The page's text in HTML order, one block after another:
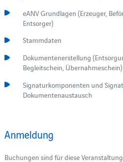
eANV Grundlagen (Erzeuger,
Entsorger)
Stammdaten
Dokumentenerstellung
Begleitschein, Übernahmeschein)
Signaturkomponenten und
Dokumentenaustausch
Anmeldung
Buchungen sind für diese